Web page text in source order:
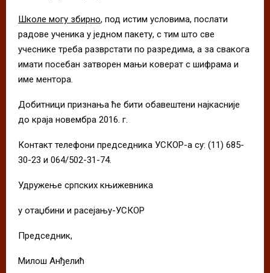
Школе могу збирно, под истим условима, послати
радове ученика у једном пакету, с тим што све
учеснике треба разврстати по разредима, а за свакога
имати посебан затворен мањи коверат с шифрама и
име ментора.
Добитници признања ће бити обавештени најкасније
до краја новембра 2016. г.
Контакт телефони председника УСКОР-а су: (11) 685-
30-23 и 064/502-31-74.
Удружење српских књижевника
у отаџбини и расејању-УСКОР
Председник,
Милош Анђелић